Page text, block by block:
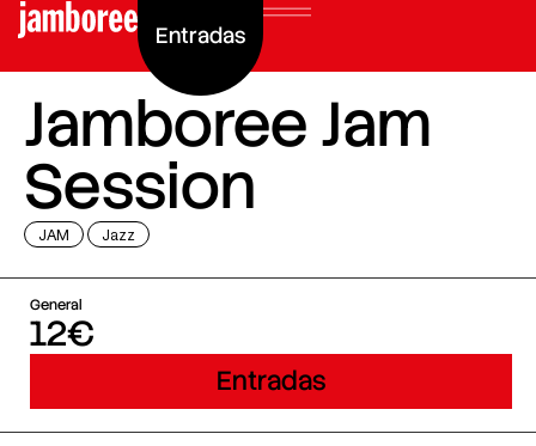
Entradas
Jamboree Jam
Session
JAM Jazz
General
12€
Entradas